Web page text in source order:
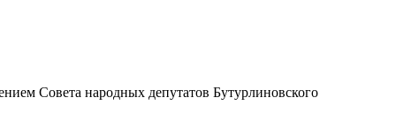
Совета народных депутатов Бутурлиновского